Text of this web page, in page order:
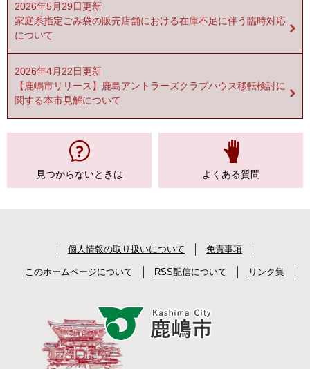
2026年5月29日更新
家庭系指定ごみ袋の販売店舗における在庫不足に伴う臨時対応
について
2026年4月22日更新
【鹿嶋市リリース】鹿島アントラーズクラブハウス移転検討に
関する本市見解について
見つからないときは よくある質問
個人情報の取り扱いについて 免責事項
このホームページについて RSS配信について リンク集